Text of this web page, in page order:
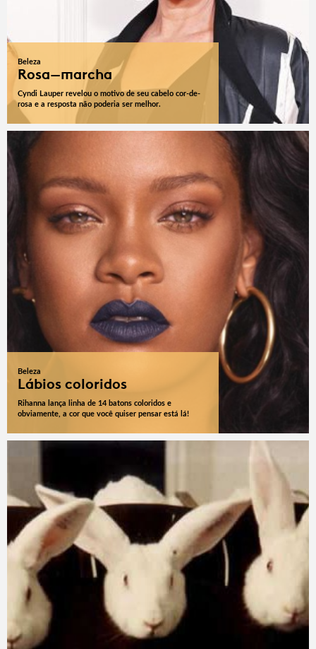
Beleza
Rosa-marcha
Cyndi Lauper revelou o motivo de seu cabelo cor-de-
rosa e a resposta não poderia ser melhor.
Beleza
Lábios coloridos
Rihanna lança linha de 14 batons coloridos e
obviamente, a cor que você quiser pensar está lá!